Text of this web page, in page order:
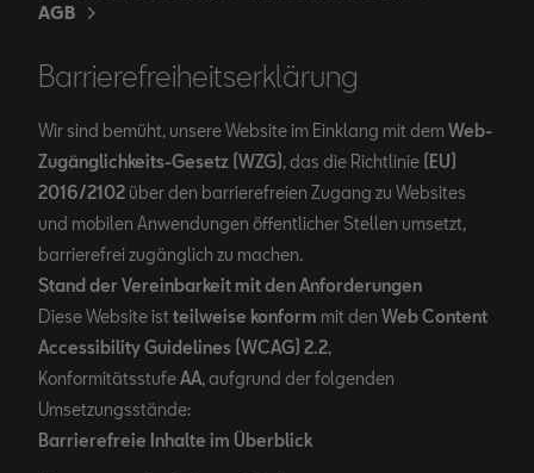
AGB
Barrierefreiheitserklärung
Wir sind bemüht, unsere Website im Einklang mit dem Web-
Zugänglichkeits-Gesetz (WZG) , das die Richtlinie (EU)
2016/2102 über den barrierefreien Zugang zu Websites
und mobilen Anwendungen öffentlicher Stellen umsetzt,
barrierefrei zugänglich zu machen.
Stand der Vereinbarkeit mit den Anforderungen
Diese Website ist teilweise konform mit den Web Content
Accessibility Guidelines (WCAG) 2.2,
KonformitätsstufeAA, aufgrund der folgenden
Umsetzungsstände:
Barrierefreie Inhalte im Überblick